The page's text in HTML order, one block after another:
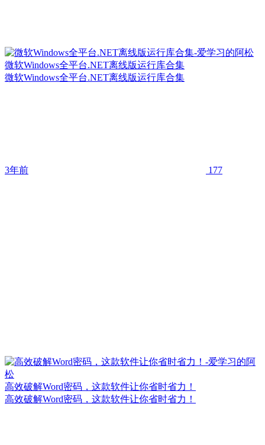
微软Windows全平台.NET离线版运行库合集
微软Windows全平台.NET离线版运行库合集
3年前 177
高效破解Word密码，这款软件让你省时省力！
高效破解Word密码，这款软件让你省时省力！